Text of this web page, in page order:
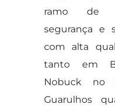
ramo de
segurança e
com alta
tanto em
Nobuck
Guarulhos